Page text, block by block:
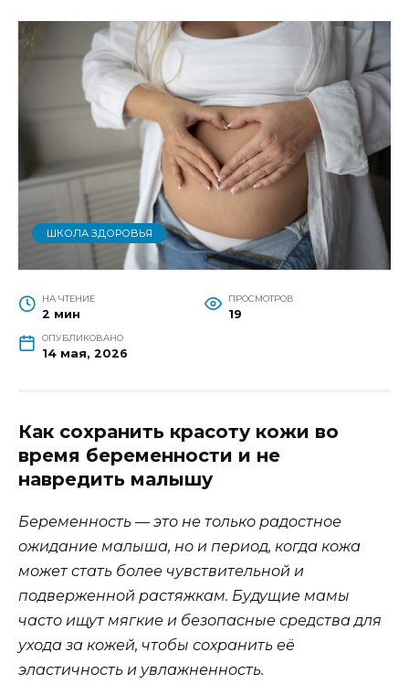
ШКОЛА ЗДОРОВЬЯ
НА ЧТЕНИЕ
2 мин
ПРОСМОТРОВ
19
ОПУБЛИКОВАНО
14 мая, 2026
Как сохранить красоту кожи во
время беременности и не
навредить малышу
Беременность — это не только радостное
ожидание малыша, но и период, когда кожа
может стать более чувствительной и
подверженной растяжкам. Будущие мамы
часто ищут мягкие и безопасные средства для
ухода за кожей, чтобы сохранить её
эластичность и увлажненность.